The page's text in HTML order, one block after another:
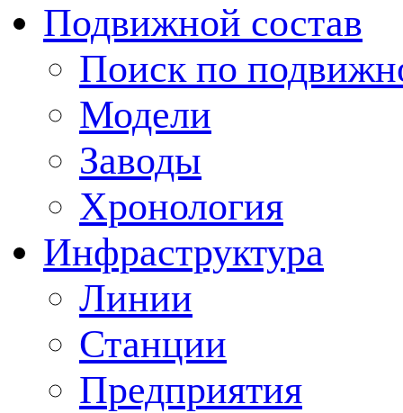
Подвижной состав
Поиск по
Модели
Заводы
Хронология
Инфраструктура
Линии
Станции
Предприятия